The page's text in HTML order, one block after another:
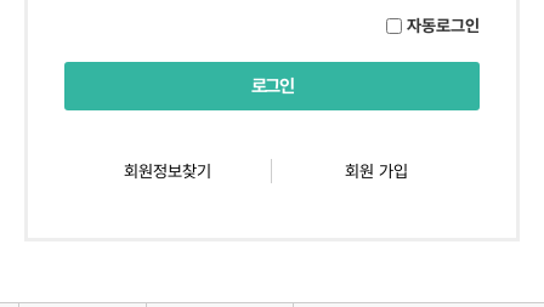
자동로그인
회원정보찾기 회원 가입